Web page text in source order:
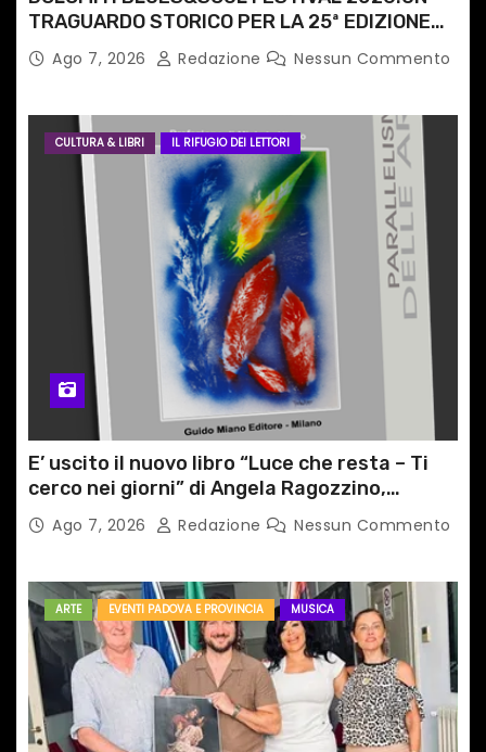
TRAGUARDO STORICO PER LA 25ª EDIZIONE
TRA LE CIME PATRIMONIO UNESCO
Ago 7, 2026 Redazione Nessun Commento
CULTURA & LIBRI IL RIFUGIO DEI LETTORI
E’ uscito il nuovo libro “Luce che resta – Ti
cerco nei giorni” di Angela Ragozzino,
medico primario di Capua
Ago 7, 2026 Redazione Nessun Commento
ARTE EVENTI PADOVA E PROVINCIA MUSICA